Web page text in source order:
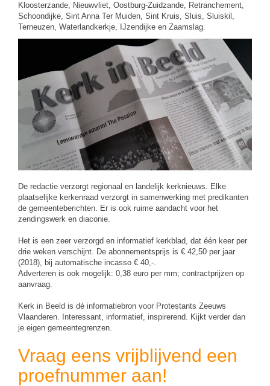
Kloosterzande, Nieuwvliet, Oostburg-Zuidzande, Retranchement,
Schoondijke, Sint Anna Ter Muiden, Sint Kruis, Sluis, Sluiskil,
Terneuzen, Waterlandkerkje, IJzendijke en Zaamslag.
De redactie verzorgt regionaal en landelijk kerknieuws. Elke
plaatselijke kerkenraad verzorgt in samenwerking met predikanten
de gemeenteberichten. Er is ook ruime aandacht voor het
zendingswerk en diaconie.
Het is een zeer verzorgd en informatief kerkblad, dat één keer per
drie weken verschijnt. De abonnementsprijs is € 42,50 per jaar
(2018), bij automatische incasso € 40,-.
Adverteren is ook mogelijk: 0,38 euro per mm; contractprijzen op
aanvraag.
Kerk in Beeld is dé informatiebron voor Protestants Zeeuws
Vlaanderen. Interessant, informatief, inspirerend. Kijkt verder dan
je eigen gemeentegrenzen.
Vraag eens vrijblijvend een
proefnummer aan!